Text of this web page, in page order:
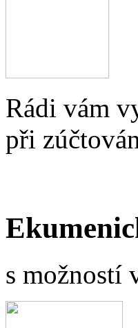
Rádi vám
při
s možností